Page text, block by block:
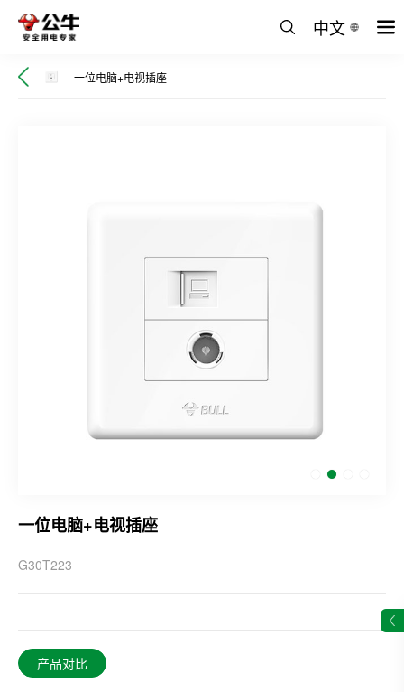
中文
一位电脑+电视插座
一位电脑+电视插座
G30T223
产品对比